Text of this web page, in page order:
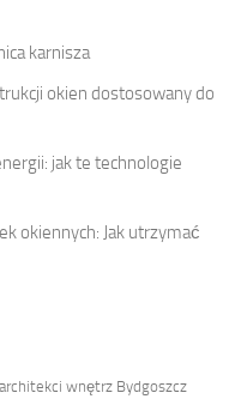
karnisza
okien dostosowany do
jak te technologie
okiennych: Jak utrzymać
architekci wnętrz Bydgoszcz